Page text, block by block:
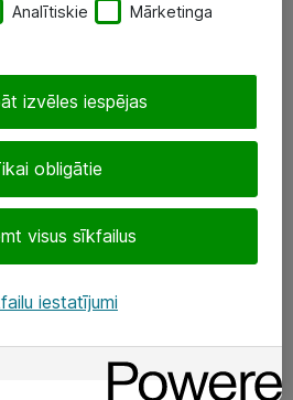
Analītiskie Mārketinga
obligātie
visus sīkfailus
izvēles iespējas
iestatījumi